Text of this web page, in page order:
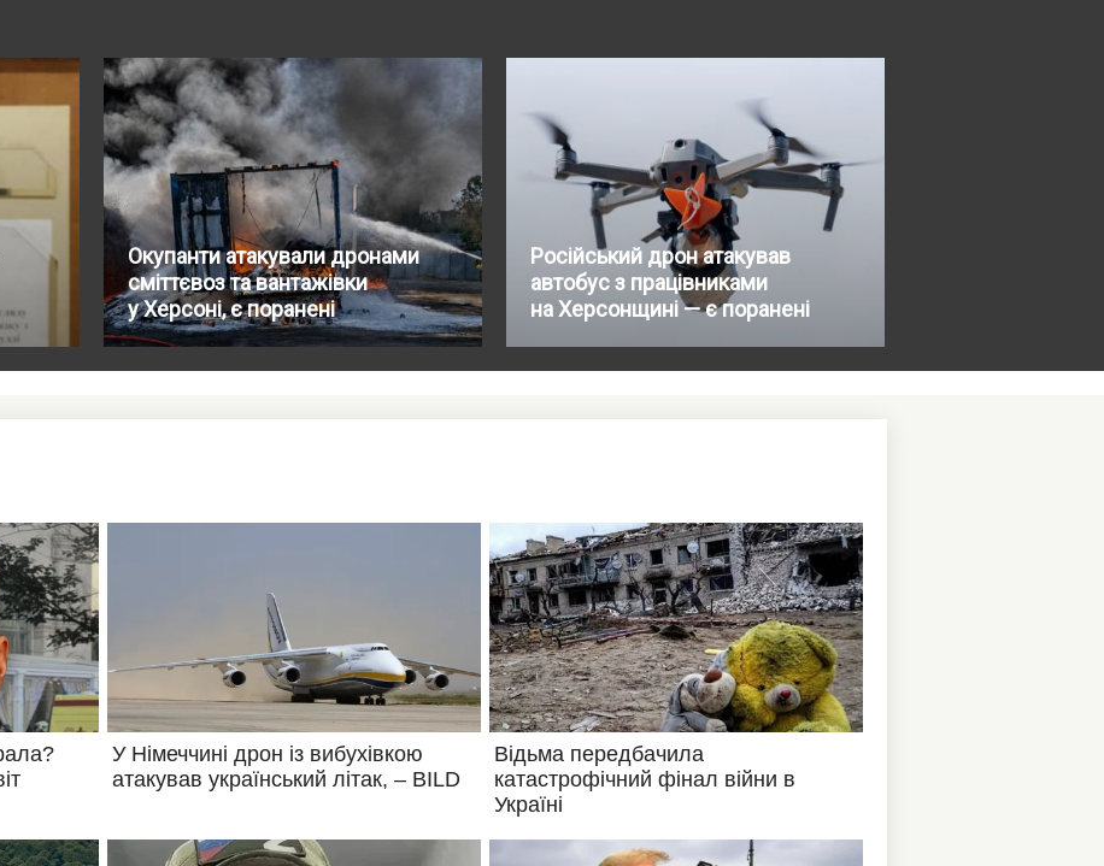
Окупанти атакували дронами
сміттєвоз та вантажівки
у Херсоні, є поранені
Російський дрон атакував
автобус з працівниками
на Херсонщині — є поранені